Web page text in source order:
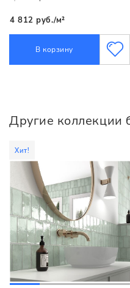
4 812 руб./м²
В корзину
Другие коллекции
Хит!